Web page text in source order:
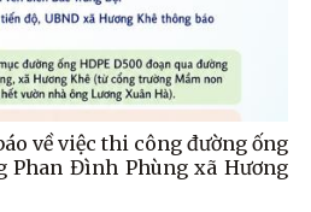
về việc thi công đường ống
Phan Đình Phùng xã Hương